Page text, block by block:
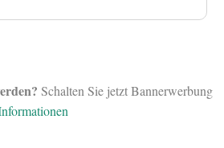
Schalten Sie jetzt Bannerwerbung